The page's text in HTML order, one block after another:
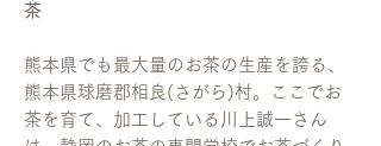
茶
熊本県でも最大量のお茶の生産を誇る、
熊本県球磨郡相良(さがら)村。ここでお
茶を育て、加工している川上誠一さん